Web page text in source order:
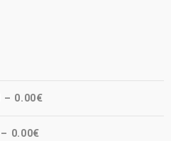
– 0.00€
– 0.00€